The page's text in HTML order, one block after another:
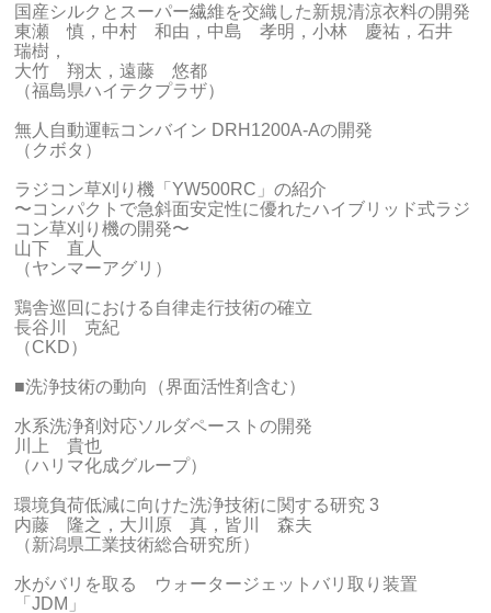
国産シルクとスーパー繊維を交織した新規清涼衣料の開発
東瀬 慎，中村 和由，中島 孝明，小林 慶祐，石井
瑞樹，
大竹 翔太，遠藤 悠都
（福島県ハイテクプラザ）
無人自動運転コンバイン DRH1200A-Aの開発
（クボタ）
ラジコン草刈り機「YW500RC」の紹介
〜コンパクトで急斜面安定性に優れたハイブリッド式ラジ
コン草刈り機の開発〜
山下 直人
（ヤンマーアグリ）
鶏舎巡回における自律走行技術の確立
長谷川 克紀
（CKD）
■洗浄技術の動向（界面活性剤含む）
水系洗浄剤対応ソルダペーストの開発
川上 貴也
（ハリマ化成グループ）
環境負荷低減に向けた洗浄技術に関する研究 3
内藤 隆之，大川原 真，皆川 森夫
（新潟県工業技術総合研究所）
水がバリを取る ウォータージェットバリ取り装置
「JDM」